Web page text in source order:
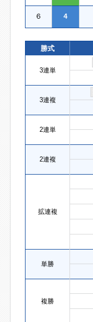
６ 4
勝式
3連単
3連複
2連単
2連複
拡連複
単勝
複勝